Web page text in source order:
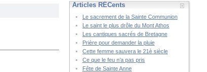
Articles RÉCents
Le sacrement de la Sainte Communion
Le saint le plus drôle du Mont Athos
Les cantiques sacrés de Bretagne
Prière pour demander la pluie
Cette femme sauvera le 21è siècle
Ce que le feu n’a pas pris
Fête de Sainte Anne